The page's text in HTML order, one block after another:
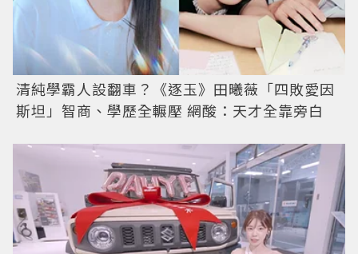
清純學霸人設翻車？《逐玉》田曦薇「四敗愛因
斯坦」智商、學歷全輾壓 網酸：天才全靠旁白